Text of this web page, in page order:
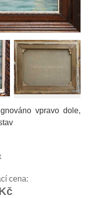
vpravo dole,
cena: